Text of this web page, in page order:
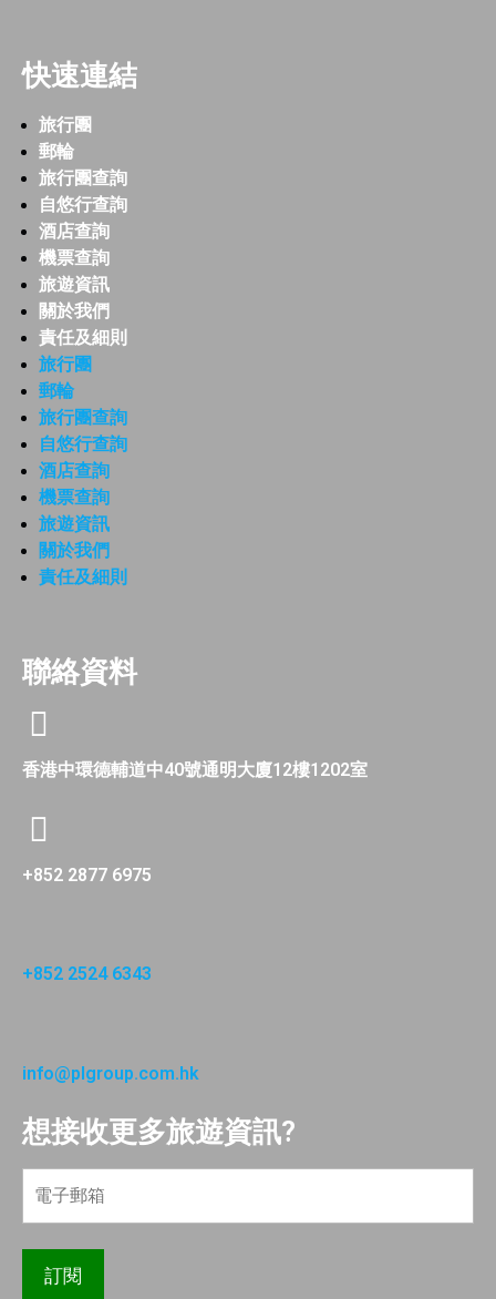
快速連結
旅行團
郵輪
旅行團查詢
自悠行查詢
酒店查詢
機票查詢
旅遊資訊
關於我們
責任及細則
旅行團
郵輪
旅行團查詢
自悠行查詢
酒店查詢
機票查詢
旅遊資訊
關於我們
責任及細則
聯絡資料
香港中環德輔道中40號通明大廈12樓1202室
+852 2877 6975
+852 2524 6343
info@plgroup.com.hk
想接收更多旅遊資訊?